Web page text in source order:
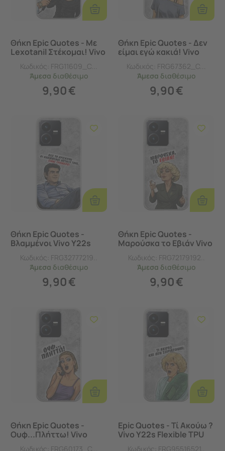
Στο
Καλάθι
Θήκη Epic Quotes - Με
Lexotanil Στέκομαι! Vivo
(Διάφανη Σιλικόνη)
Κωδικός: FRG11609_C...
Άμεσα διαθέσιμο
9,90€
Στο
Καλάθι
Θήκη Epic Quotes - Δεν
είμαι εγώ κακιά! Vivo
(Διάφανη Σιλικόνη)
Κωδικός: FRG67362_C...
Άμεσα διαθέσιμο
9,90€
Προσθήκη
Στο
Καλάθι
Θήκη Epic Quotes -
Βλαμμένοι Vivo Y22s
Σιλικόνη)
Κωδικός: FRG32777219..
Άμεσα διαθέσιμο
9,90€
Στο
Καλάθι
Θήκη Epic Quotes -
Μαρούσκα το Εβιάν Vivo
(Διάφανη Σιλικόνη)
Κωδικός: FRG72179192..
Άμεσα διαθέσιμο
9,90€
Προσθήκη
Στο
Καλάθι
Θήκη Epic Quotes -
Ουφ...Πλήττω! Vivo
Κωδικός: FRG60173_C...
Στο
Καλάθι
Epic Quotes - Τί Ακούω ?
Vivo Y22s Flexible TPU
Κωδικός: FRG95516521..